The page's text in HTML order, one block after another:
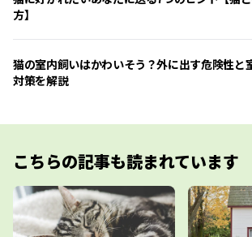
方】
猫の室内飼いはかわいそう？外に出す危険性と
対策を解説
こちらの記事も読まれています